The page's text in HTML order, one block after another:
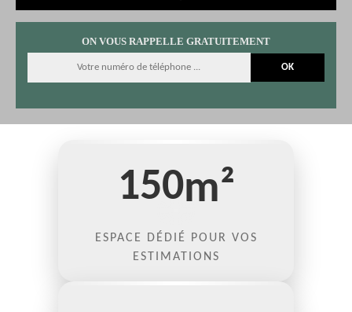
ON VOUS RAPPELLE GRATUITEMENT
150m²
ESPACE DÉDIÉ POUR VOS
ESTIMATIONS